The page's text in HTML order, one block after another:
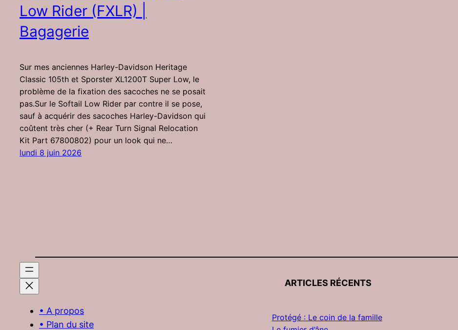
Low Rider (FXLR) |
Bagagerie
Sur mes anciennes Harley-Davidson Heritage
Classic 105th et Sporster XL1200T Super Low, le
problème de la fixation des sacoches ne se posait
pas.Sur le Softail Low Rider par contre il se pose,
sauf à acquérir des sacoches Harley-Davidson qui
coûtent très cher (+ Rear Turn Signal Relocation
Kit Part 67800802) pour un look qui ne…
lundi 8 juin 2026
• A propos
• Plan du site
ARTICLES RÉCENTS
Protégé : Le coin de la famille